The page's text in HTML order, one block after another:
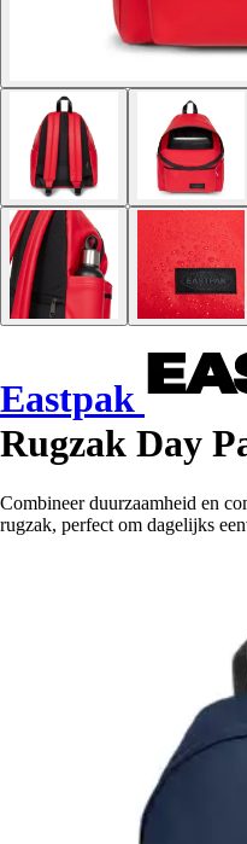
Eastpak
Rugzak Day
Combineer duurzaamheid en
rugzak, perfect om dagelijks